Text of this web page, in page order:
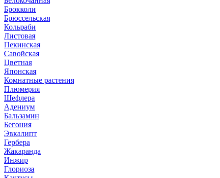
Брокколи
Брюссельская
Кольраби
Листовая
Пекинская
Савойская
Цветная
Японская
Комнатные растения
Плюмерия
Шефлера
Адениум
Бальзамин
Бегония
Эвкалипт
Гербера
Жакаранда
Инжир
Глориоза